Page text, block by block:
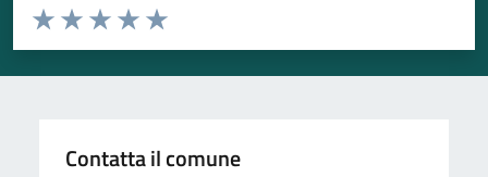
Valuta da 1 a 5 stelle la pagina
Valuta 5 stelle su 5
Valuta 4 stelle su 5
Valuta 3 stelle su 5
Valuta 2 stelle su 5
Valuta 1 stelle su 5
Contatta il comune